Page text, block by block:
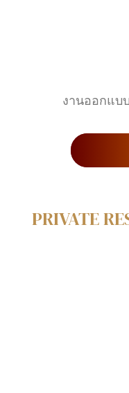
งานออกแบ
PRIVATE